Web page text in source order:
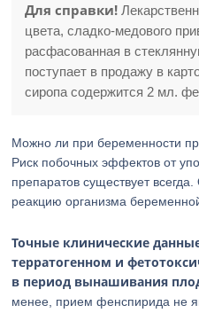
Для справки!
цвета, сладко-медового
расфасованная в
поступает в продажу в
сиропа содержится 2 мл.
Можно ли при беременности
Риск побочных эффектов от
препаратов существует
реакцию организма
Точные клинические
терратогенном и
в период вынашивания
менее, прием фенспирида не